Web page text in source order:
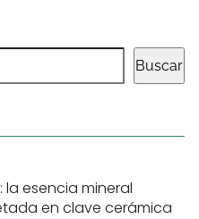
Buscar
la esencia mineral
en clave cerámica